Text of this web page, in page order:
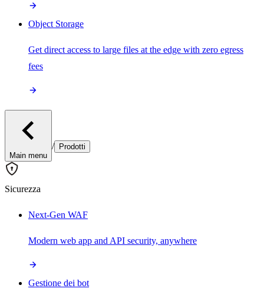
Object Storage
Get direct access to large files at the edge with zero egress
fees
Main menu
/ Prodotti
Sicurezza
Next-Gen WAF
Modern web app and API security, anywhere
Gestione dei bot